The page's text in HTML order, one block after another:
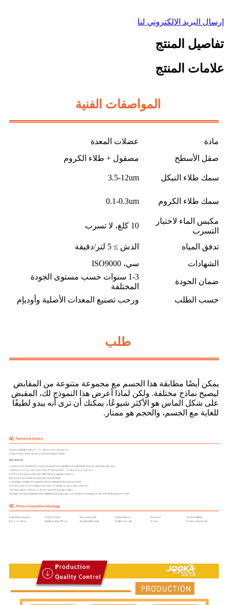
إرسال البريد الإلكتروني لنا
تفاصيل المنتج
علامات المنتج
المواصفات الفنية
مادة
عضلات المعدة
صقل الأسطح
مصقول + طلاء الكروم
سمك طلاء النيكل 3.5-12um
سمك طلاء الكروم 0.1-0.3um
مكبس الماء لاختبار
التسرب
10 كلغ، لا تسرب
تدفق المياه
الدش ≥ 5 لتر/دقيقة
الشهادات
سي، ISO9000
ضمان الجودة
1-3 سنوات حسب مستوى الجودة
المختلفة
حسب الطلب
ورحب تصنيع المعدات الأصلية وأوديإم
طلب
يمكن أيضًا مطابقة هذا الجسم مع مجموعة متنوعة من المقابض
ليصبح نماذج مختلفة. ولكن لماذا أعرض هذا النموذج لك، المقبض
على شكل الماس هو الأكثر شيوعًا، يمكنك أن ترى أنه يبدو لطيفًا
للغاية مع الجسم، والحجم هو ممتاز.